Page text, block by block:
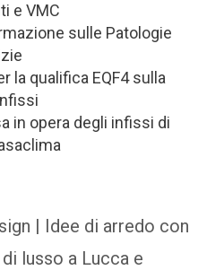
e VMC
sulle Patologie
la qualifica EQF4 sulla
in opera degli infissi di
| Idee di arredo con
lusso a Lucca e